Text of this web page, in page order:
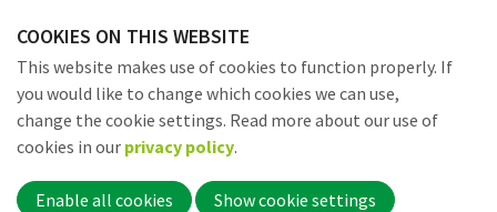
links
Jump
to
navigation
to
COOKIES ON THIS WEBSITE
This website makes use of cookies to function properly. If
you would like to change which cookies we can use,
change the cookie settings. Read more about our use of
cookies in our privacy policy.
Enable all cookies
Show cookie settings